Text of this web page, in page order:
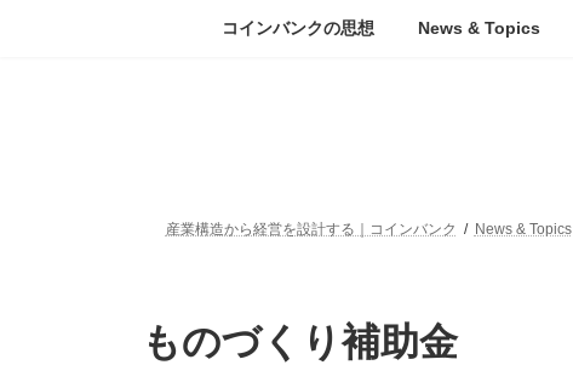
コインバンクの思想 News & Topics
産業構造から経営を設計する｜コインバンク News & Topics
ものづくり補助金